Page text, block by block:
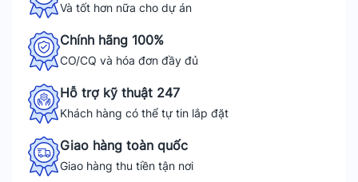
Và tốt hơn nữa cho dự án
Chính hãng 100%
CO/CQ và hóa đơn đầy đủ
Hỗ trợ kỹ thuật 247
Khách hàng có thể tự tin lắp đặt
Giao hàng toàn quốc
Giao hàng thu tiền tận nơi